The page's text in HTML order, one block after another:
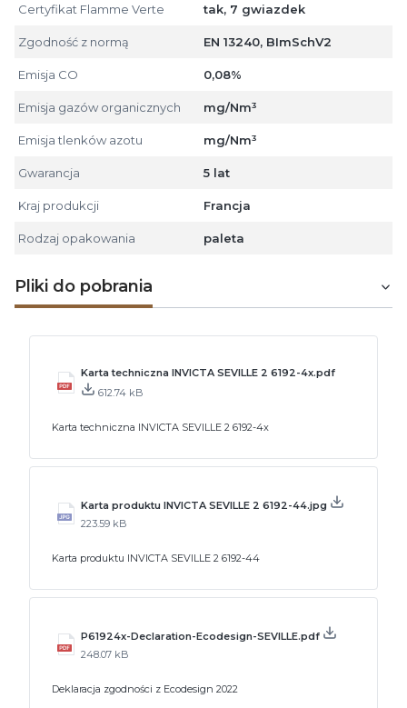
Certyfikat Flamme Verte tak, 7 gwiazdek
Zgodność z normą EN 13240, BImSchV2
Emisja CO 0,08%
Emisja gazów organicznych mg/Nm³
Emisja tlenków azotu mg/Nm³
Gwarancja 5 lat
Kraj produkcji Francja
Rodzaj opakowania paleta
Pliki do pobrania
Karta techniczna INVICTA SEVILLE 2 6192-4x.pdf
612.74 kB
Karta techniczna INVICTA SEVILLE 2 6192-4x
Karta produktu INVICTA SEVILLE 2 6192-44.jpg
223.59 kB
Karta produktu INVICTA SEVILLE 2 6192-44
P61924x-Declaration-Ecodesign-SEVILLE.pdf
248.07 kB
Deklaracja zgodności z Ecodesign 2022